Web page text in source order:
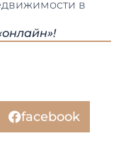
в
facebook